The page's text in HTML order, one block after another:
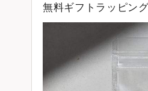
無料ギフトラッピン